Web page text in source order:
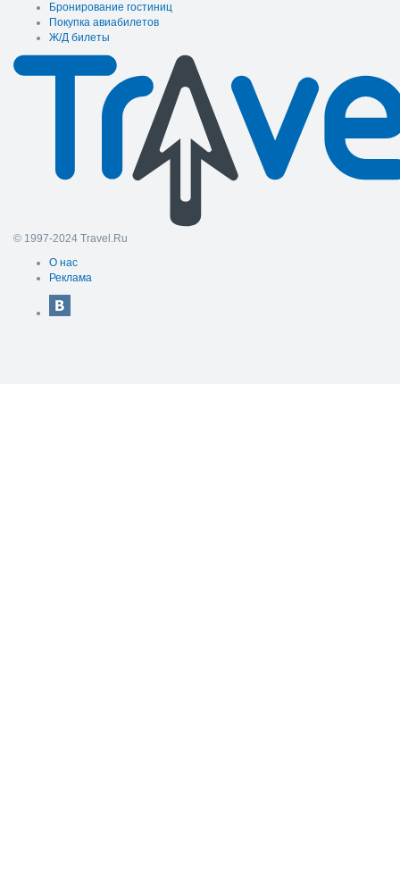
Бронирование гостиниц
Покупка авиабилетов
Ж/Д билеты
© 1997-2024 Travel.Ru
О нас
Реклама